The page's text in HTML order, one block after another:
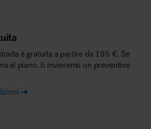
è gratuita a partire da 195 €. Se
al piano, ti invieremo un preventivo